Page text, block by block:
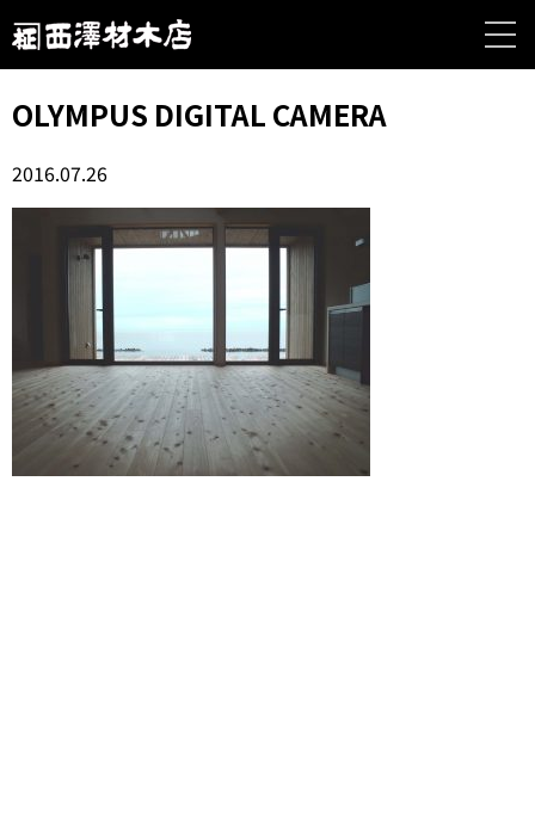
OLYMPUS DIGITAL CAMERA
2016.07.26